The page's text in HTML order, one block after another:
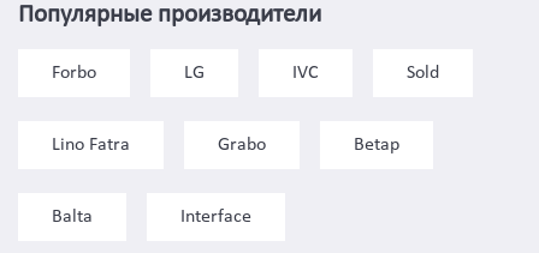
Популярные производители
Forbo LG IVC Sold
Lino Fatra Grabo Betap
Balta Interface